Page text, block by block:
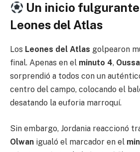
Un inicio fulgurante
Leones del Atlas
Los Leones del Atlas golpearon
final. Apenas en el minuto 4,
sorprendió a todos con un
centro del campo, colocando el
desatando la euforia marroquí.
Sin embargo, Jordania reaccionó
Olwan igualó el marcador en el